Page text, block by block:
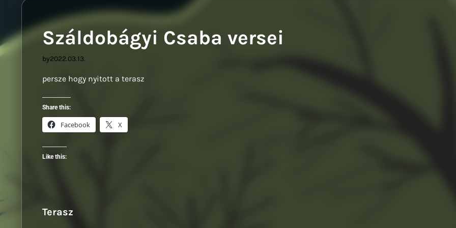
Száldobágyi Csaba versei
by2022.03.13.
persze hogy nyitott a terasz
Share this:
Facebook X
Like this:
Terasz